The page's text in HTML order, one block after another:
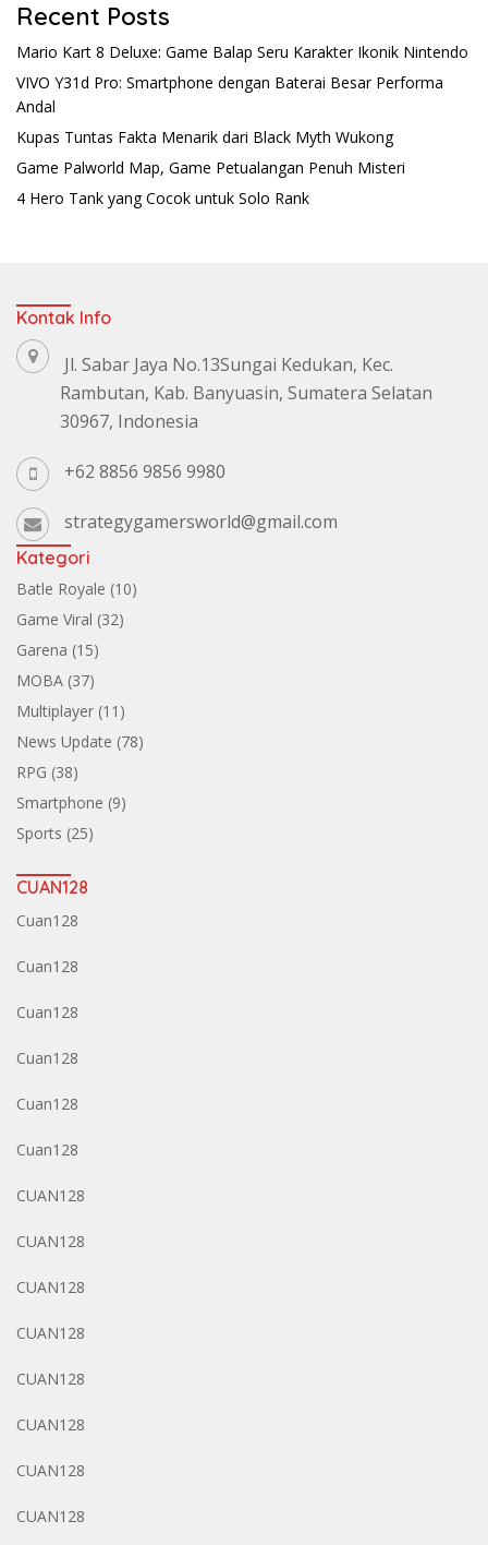
Recent Posts
Mario Kart 8 Deluxe: Game Balap Seru Karakter Ikonik Nintendo
VIVO Y31d Pro: Smartphone dengan Baterai Besar Performa
Andal
Kupas Tuntas Fakta Menarik dari Black Myth Wukong
Game Palworld Map, Game Petualangan Penuh Misteri
4 Hero Tank yang Cocok untuk Solo Rank
Kontak Info
Jl. Sabar Jaya No.13Sungai Kedukan, Kec.
Rambutan, Kab. Banyuasin, Sumatera Selatan
30967, Indonesia
+62 8856 9856 9980
strategygamersworld@gmail.com
Kategori
Batle Royale (10)
Game Viral (32)
Garena (15)
MOBA (37)
Multiplayer (11)
News Update (78)
RPG (38)
Smartphone (9)
Sports (25)
CUAN128
Cuan128
Cuan128
Cuan128
Cuan128
Cuan128
Cuan128
CUAN128
CUAN128
CUAN128
CUAN128
CUAN128
CUAN128
CUAN128
CUAN128